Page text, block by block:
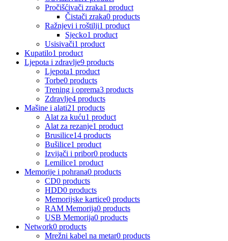
Pročišćivači zraka1 product
Čistači zraka0 products
Ražnjevi i roštilji1 product
Sjecko1 product
Usisivači1 product
Kupatilo1 product
Ljepota i zdravlje9 products
Ljepota1 product
Torbe0 products
Trening i oprema3 products
Zdravlje4 products
Mašine i alati21 products
Alat za kuću1 product
Alat za rezanje1 product
Brusilice14 products
Bušilice1 product
Izvijači i pribor0 products
Lemilice1 product
Memorije i pohrana0 products
CD0 products
HDD0 products
Memorijske kartice0 products
RAM Memorija0 products
USB Memorija0 products
Network0 products
Mrežni kabel na metar0 products